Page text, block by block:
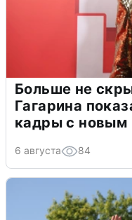
Больше не
Гагарина
кадры с новым
6 августа 84